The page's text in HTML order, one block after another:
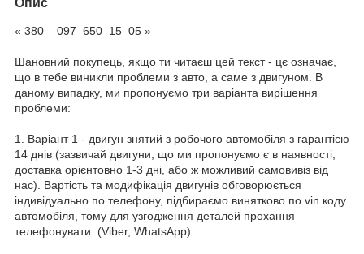
« 380 097 650 15 05 »
Шановний покупець, якщо ти читаєш цей текст - цє означає,
що в тебе виникли проблеми з авто, а саме з двигуном. В
даному випадку, ми пропонуємо три варіанта вирішення
проблеми:
1. Варіант 1 - двигун знятий з робочого автомобіля з гарантією
14 днів (зазвичай двигуни, що ми пропонуємо є в наявності,
доставка орієнтовно 1-3 дні, або ж можливий самовивіз від
нас). Вартість та модифікація двигунів обговорюється
індивідуально по телефону, підбираємо винятково по vin коду
автомобіля, тому для узгодження деталей прохання
телефонувати. (Viber, WhatsApp)